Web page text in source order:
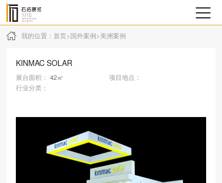
我的位置： 首页>国外案例>美洲案例
KINMAC SOLAR
展台面积： 42㎡
项目地点：
行业分类：